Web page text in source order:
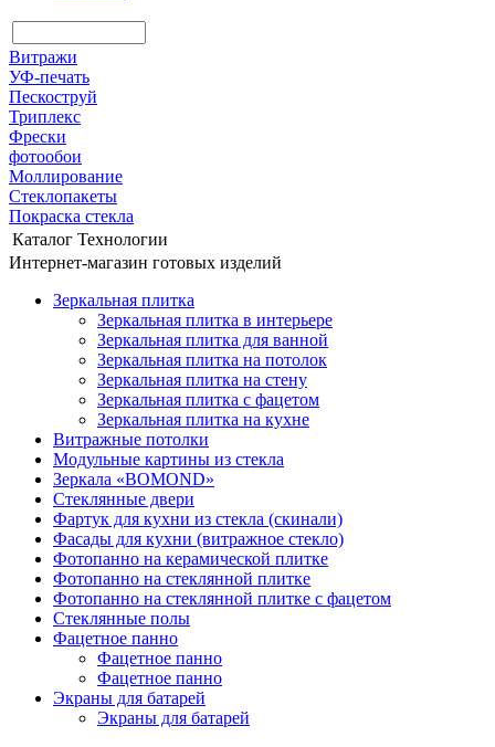
Витражи
УФ-печать
Пескоструй
Триплекс
Фрески
фотообои
Моллирование
Стеклопакеты
Покраска стекла
Каталог Технологии
Интернет-магазин готовых изделий
Зеркальная плитка
Зеркальная плитка в интерьере
Зеркальная плитка для ванной
Зеркальная плитка на потолок
Зеркальная плитка на стену
Зеркальная плитка с фацетом
Зеркальная плитка на кухне
Витражные потолки
Модульные картины из стекла
Зеркала «BOMOND»
Стеклянные двери
Фартук для кухни из стекла (скинали)
Фасады для кухни (витражное стекло)
Фотопанно на керамической плитке
Фотопанно на стеклянной плитке
Фотопанно на стеклянной плитке с фацетом
Стеклянные полы
Фацетное панно
Фацетное панно
Фацетное панно
Экраны для батарей
Экраны для батарей